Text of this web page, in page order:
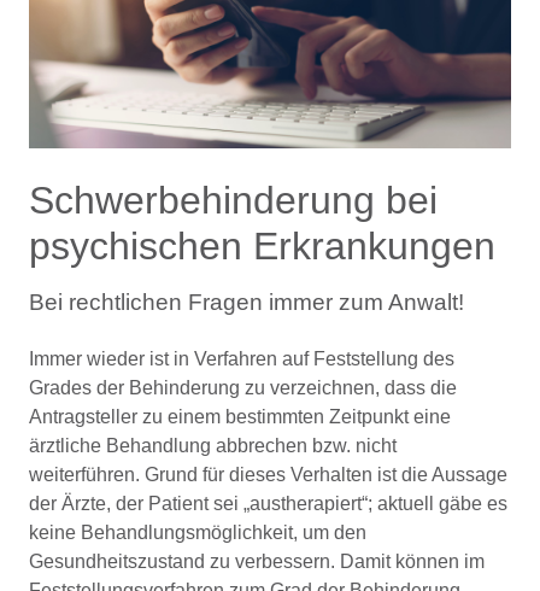
Schwerbehinderung bei
psychischen Erkrankungen
Bei rechtlichen Fragen immer zum Anwalt!
Immer wieder ist in Verfahren auf Feststellung des
Grades der Behinderung zu verzeichnen, dass die
Antragsteller zu einem bestimmten Zeitpunkt eine
ärztliche Behandlung abbrechen bzw. nicht
weiterführen. Grund für dieses Verhalten ist die Aussage
der Ärzte, der Patient sei austherapiert ; aktuell gäbe es
keine Behandlungsmöglichkeit, um den
Gesundheitszustand zu verbessern. Damit können im